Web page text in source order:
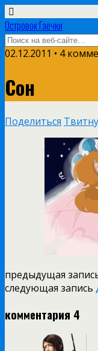
Островок Гаечки
02.12.2011 • 4
Сон
Поделиться
предыдущая
следующая запись
комментария 4